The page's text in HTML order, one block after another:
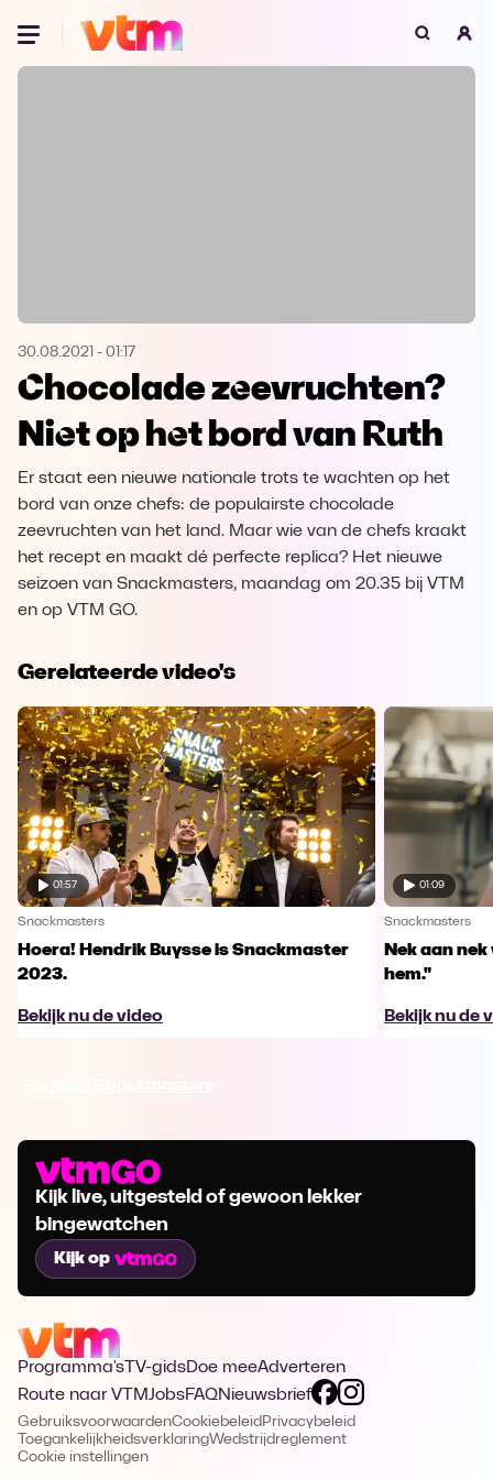
Oeps, browser niet ondersteund
Microsoft Edge Download
Opera Download
30.08.2021 - 01:17
Chocolade zeevruchten?
Niet op het bord van Ruth
Er staat een nieuwe nationale trots te wachten op het
bord van onze chefs: de populairste chocolade
zeevruchten van het land. Maar wie van de chefs kraakt
het recept en maakt dé perfecte replica? Het nieuwe
seizoen van Snackmasters, maandag om 20.35 bij VTM
en op VTM GO.
Gerelateerde video's
01:57
Snackmasters
Hoera! Hendrik Buysse is Snackmaster
2023.
Bekijk nu de video
01:09
Snackmasters
Nek aan
hem."
Bekijk nu de
Kijk live, uitgesteld of gewoon lekker
bingewatchen
Kijk op
Programma's TV-gidsDoe meeAdverteren
Route naar VTMJobsFAQNieuwsbrief
GebruiksvoorwaardenCookiebeleid Privacybeleid
ToegankelijkheidsverklaringWedstrijdreglement
Cookie instellingen